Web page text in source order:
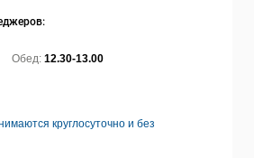
Обед: 12.30-13.00
круглосуточно и без